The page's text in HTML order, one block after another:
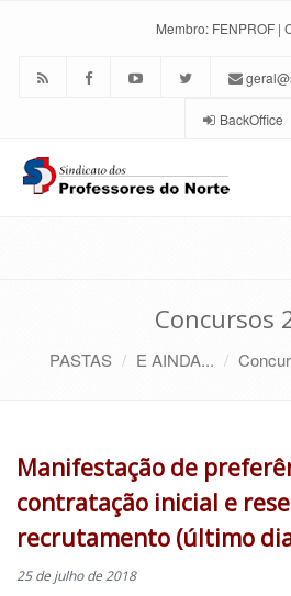
Membro: FENPROF |
BackOffice
Concursos
PASTAS E AINDA...
Manifestação de
contratação inicial e
recrutamento (último
25 de julho de 2018